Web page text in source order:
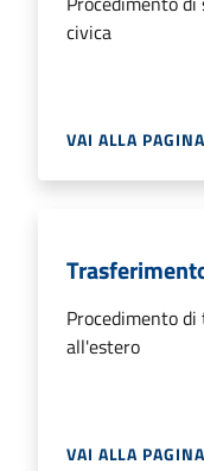
civica
VAI ALLA PAGINA
Procedimento
all'estero
VAI ALLA PAGINA